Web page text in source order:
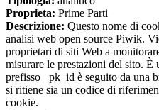
Proprieta: Prime Parti
Descrizione: Questo nome di
analisi web open source Piwik.
proprietari di siti Web a
misurare le prestazioni del sito.
prefisso _pk_id è seguito da una
si ritiene sia un codice di
cookie.